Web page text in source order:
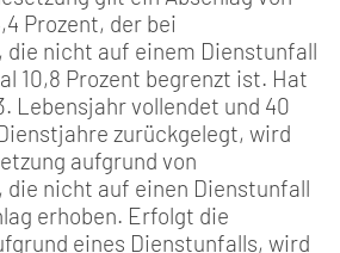
Prozent, der bei
nicht auf einem Dienstunfall
10,8 Prozent begrenzt ist. Hat
Lebensjahr vollendet und 40
zurückgelegt, wird
aufgrund von
nicht auf einen Dienstunfall
erhoben. Erfolgt die
eines Dienstunfalls, wird